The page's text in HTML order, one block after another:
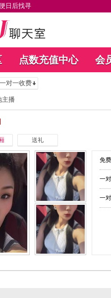
日后找寻
点数充值中心 会
一对一收费
主播
送礼
免
一
一